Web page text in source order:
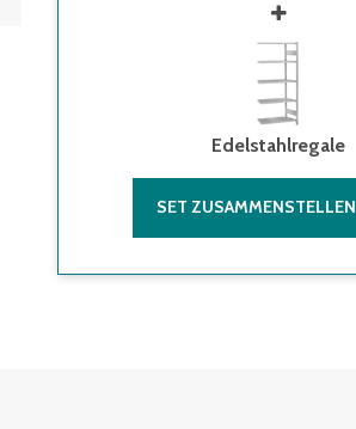
Edelstahlregale
SET ZUSAMMENSTELLEN